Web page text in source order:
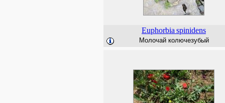
Euphorbia spinidens
Молочай колючезубый